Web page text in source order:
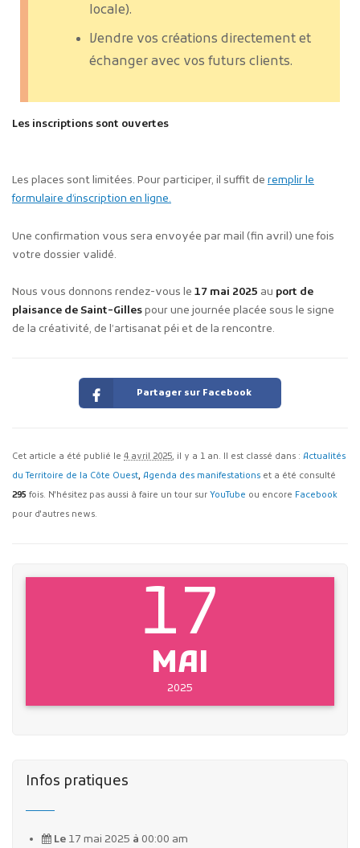
locale).
Vendre vos créations directement et
échanger avec vos futurs clients.
Les inscriptions sont ouvertes
Les places sont limitées. Pour participer, il suffit de remplir le
formulaire d’inscription en ligne.
Une confirmation vous sera envoyée par mail (fin avril) une fois
votre dossier validé.
Nous vous donnons rendez-vous le 17 mai 2025 au port de
plaisance de Saint-Gillespour une journée placée sous le signe
de la créativité, de l’artisanat péi et de la rencontre.
Partager sur Facebook
Cet article a été publié le 4 avril 2025, il y a 1 an. Il est classé dans : Actualités
du Territoire de la Côte Ouest, Agenda des manifestations et a été consulté
295 fois. N'hésitez pas aussi à faire un tour sur YouTube ou encore Facebook
pour d'autres news.
17
MAI
2025
Infos pratiques
Le17 mai 2025 à 00:00 am